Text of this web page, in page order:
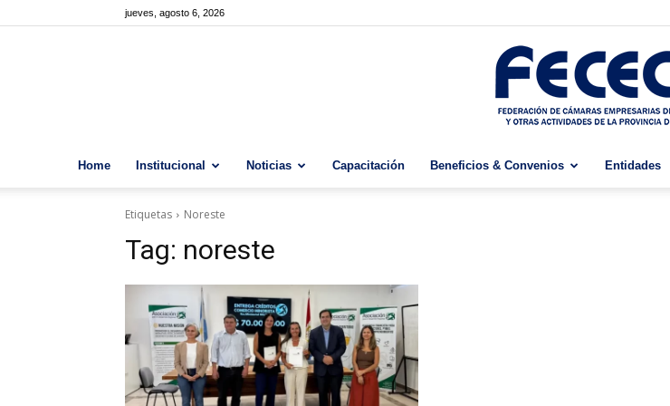
jueves, agosto 6, 2026
Home Institucional Noticias Capacitación Beneficios & Convenios Entidades
Etiquetas Noreste
Tag: noreste